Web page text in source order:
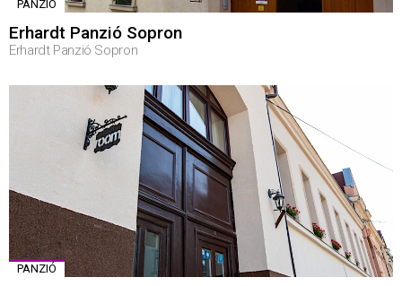
PANZIÓ
Erhardt Panzió Sopron
Erhardt Panzió Sopron
PANZIÓ